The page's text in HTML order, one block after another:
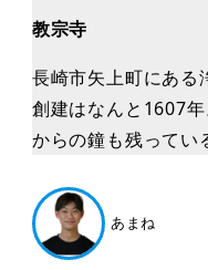
教宗寺
長崎市矢上町にある
創建はなんと1607
からの鐘も残ってい
あまね